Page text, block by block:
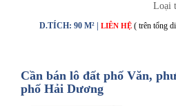
Loại
D.TÍCH: 90 M² | LIÊN HỆ ( trên tổng
Cần bán lô đất phố Văn,
phố Hải Dương